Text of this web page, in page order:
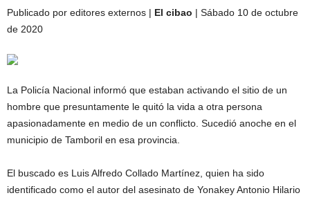
Publicado por editores externos | El cibao | Sábado 10 de octubre
de 2020
La Policía Nacional informó que estaban activando el sitio de un
hombre que presuntamente le quitó la vida a otra persona
apasionadamente en medio de un conflicto. Sucedió anoche en el
municipio de Tamboril en esa provincia.
El buscado es Luis Alfredo Collado Martínez, quien ha sido
identificado como el autor del asesinato de Yonakey Antonio Hilario